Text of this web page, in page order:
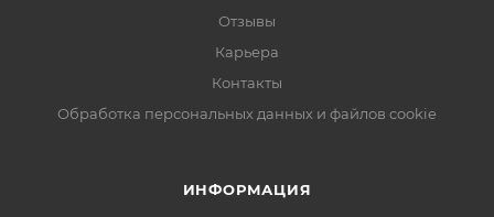
Отзывы
Карьера
Контакты
Обработка персональных данных и файлов cookie
ИНФОРМАЦИЯ